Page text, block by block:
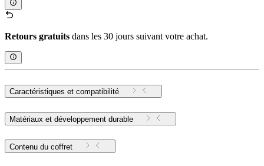
Retours gratuits dans les 30 jours suivant votre achat.
Caractéristiques et compatibilité
Matériaux et développement durable
Contenu du coffret